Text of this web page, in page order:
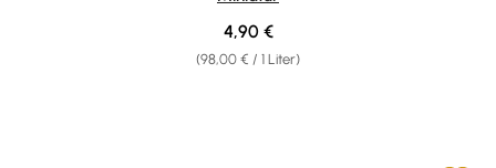
(98,00 € / 1 Liter)
Regulärer Preis:
4,90 €